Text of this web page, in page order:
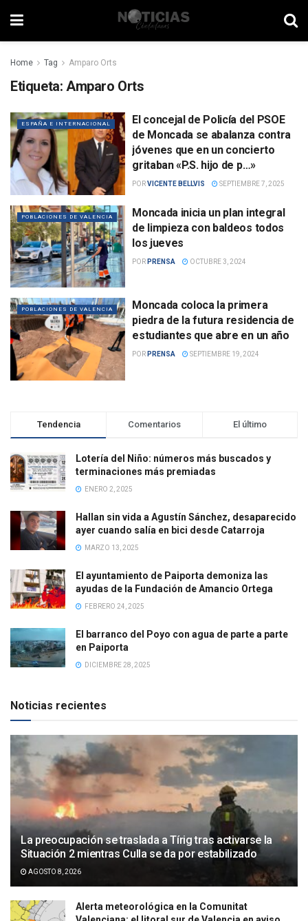
Home Tag Amparo Orts
Etiqueta: Amparo Orts
ESPAÑA E INTERNACIONAL
El concejal de Policía del PSOE
de Moncada se abalanza contra
jóvenes que en un concierto
gritaban «P.S. hijo de p…»
PORVICENTE BELLVIS SEPTIEMBRE 7, 2025
POBLACIONES DE VALENCIA
Moncada inicia un plan integral
de limpieza con baldeos todos
los jueves
POR PRENSA OCTUBRE 3, 2024
POBLACIONES DE VALENCIA
Moncada coloca la primera
piedra de la futura residencia de
estudiantes que abre en un año
POR PRENSA SEPTIEMBRE 19, 2024
Tendencia Comentarios El último
Lotería del Niño: números más buscados y
terminaciones más premiadas
ENERO 2, 2025
Hallan sin vida a Agustín Sánchez, desaparecido
ayer cuando salía en bici desde Catarroja
MARZO 13, 2025
El ayuntamiento de Paiporta demoniza las
ayudas de la Fundación de Amancio Ortega
FEBRERO 24, 2025
El barranco del Poyo con agua de parte a parte
en Paiporta
DICIEMBRE 28, 2025
Noticias recientes
La preocupación se traslada a Tírig tras activarse la
Situación 2 mientras Culla se da por estabilizado
AGOSTO 8, 2026
Alerta meteorológica en la Comunitat